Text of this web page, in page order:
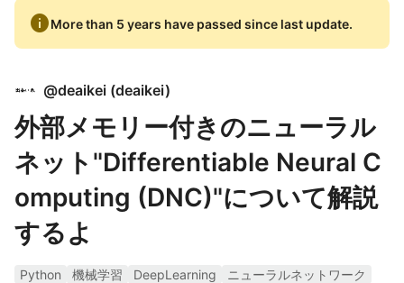
infoMore than 5 years have passed since last update.
@deaikei (deaikei)
外部メモリー付きのニューラル
ネット"Differentiable Neural C
omputing (DNC)"について解説
するよ
Python 機械学習 DeepLearning
ニューラルネットワーク